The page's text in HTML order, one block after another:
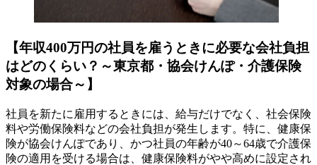
【年収400万円の社員を雇うときに必要な会社負担
はどのくらい？～東京都・協会けんぽ・介護保険
対象の場合～】
社員を新たに雇用するときには、給与だけでなく、社会保険
料や労働保険料などの会社負担が発生します。特に、健康保
険が協会けんぽであり、かつ社員の年齢が40～64歳で介護保
険の適用を受ける場合は、健康保険料がやや高めに設定され